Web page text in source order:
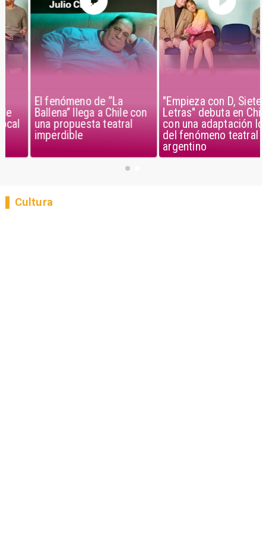
El fenómeno de “La
Ballena” llega a Chile con
una propuesta teatral
imperdible
"Empieza con D, Siete
Letras" debuta en Chile
con una adaptación local
del fenómeno teatral
argentino
Cultura